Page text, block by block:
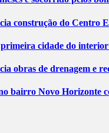
construção do Centro
cidade do
obras de drenagem e
bairro Novo Horizonte